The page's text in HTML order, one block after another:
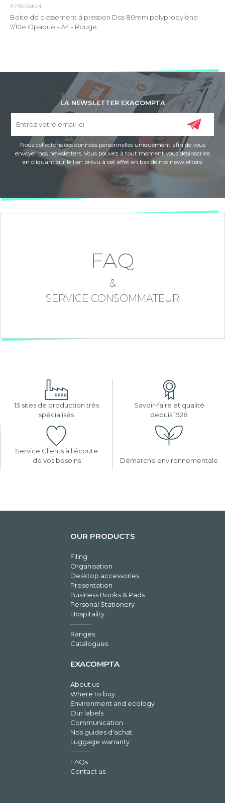
À PRESSION
Boite de classement à pression Dos 80mm polypropylène
7/10e Opaque - A4 - Rouge
LA NEWSLETTER EXACOMPTA
Nous collectons ces données personnelles uniquement afin de vous
envoyer nos newsletters. Vous pouvez à tout moment vous désinscrire,
en cliquant sur le lien prévu à cet effet en bas de nos newsletters.
FAQ
&
SERVICE CONSOMMATEUR
13 sites de production très
spécialisés
Savoir-faire et qualité
depuis 1928
Service Clients à l'écoute
de vos besoins
Démarche environnementale
OUR PRODUCTS
Filing
Organisation
Desktop accessories
Presentation
Business Books & Pads
Personal Stationery
Hospitality
Ranges
Catalogues
EXACOMPTA
About us
Where to buy
Environment and ecology
Our labels
Communication
Nos guides d'achat
Luggage warranty
FAQs
Contact us